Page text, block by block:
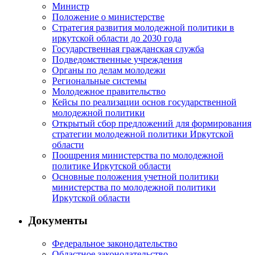
Министр
Положение о министерстве
Стратегия развития молодежной политики в
иркутской области до 2030 года
Государственная гражданская служба
Подведомственные учреждения
Органы по делам молодежи
Региональные системы
Молодежное правительство
Кейсы по реализации основ государственной
молодежной политики
Открытый сбор предложений для формирования
стратегии молодежной политики Иркутской
области
Поощрения министерства по молодежной
политике Иркутской области
Основные положения учетной политики
министерства по молодежной политики
Иркутской области
Документы
Федеральное законодательство